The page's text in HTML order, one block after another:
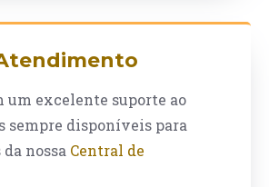
um excelente suporte ao
sempre disponíveis para
nossa Central de